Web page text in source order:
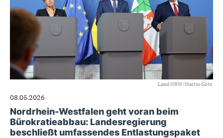
Land NRW/Martin Götz
08.05.2026
Nordrhein-Westfalen geht voran beim
Bürokratieabbau: Landesregierung
beschließt umfassendes Entlastungspaket